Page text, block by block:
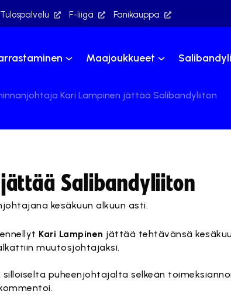
Tulospalvelu F-liiga Fanikauppa
Maajoukkueet
Kari Lampinen jättää Salibandyliiton
Salibandyliiton
kesäkuun alkuun asti.
Kari Lampinen jättää tehtävänsä
muutosjohtajaksi.
puheenjohtajalta selkeän